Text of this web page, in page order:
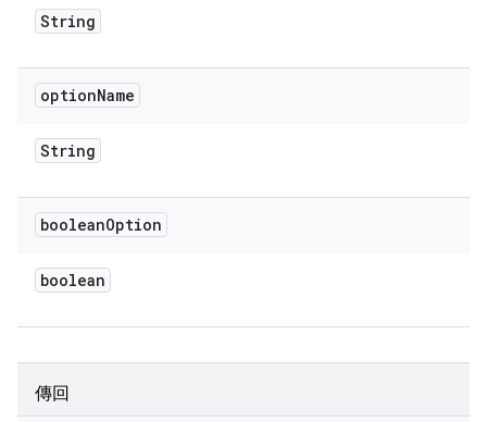
String
optionName
String
booleanOption
boolean
傳回